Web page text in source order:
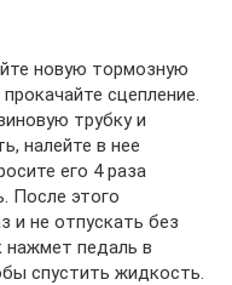
новую тормозную
сцепление.
трубку и
налейте в нее
его 4 раза
После этого
и не отпускать без
педаль в
спустить жидкость.